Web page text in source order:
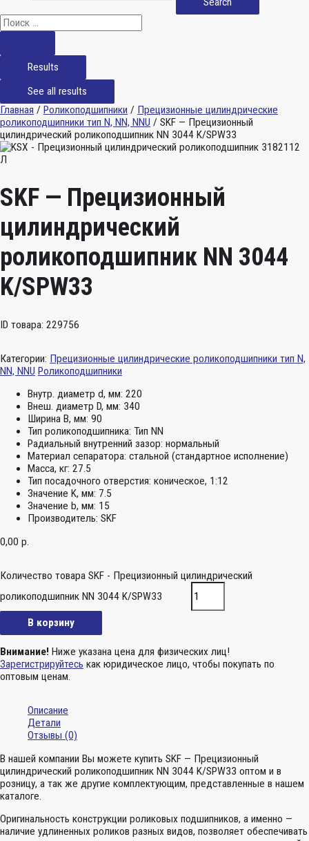
Results
See all results
Главная / Роликоподшипники / Прецизионные цилиндрические
роликоподшипники тип N, NN, NNU / SKF — Прецизионный
цилиндрический роликоподшипник NN 3044 K/SPW33
SKF — Прецизионный
цилиндрический
роликоподшипник NN 3044
K/SPW33
ID товара: 229756
Категории: Прецизионные цилиндрические роликоподшипники тип N,
NN, NNU Роликоподшипники
Внутр. диаметр d, мм: 220
Внеш. диаметр D, мм: 340
Ширина B, мм: 90
Тип роликоподшипника: Тип NN
Радиальный внутренний зазор: нормальный
Материал сепаратора: стальной (стандартное исполнение)
Масса, кг: 27.5
Тип посадочного отверстия: коническое, 1:12
Значение K, мм: 7.5
Значение b, мм: 15
Производитель: SKF
0,00 р.
Количество товара SKF - Прецизионный цилиндрический
роликоподшипник NN 3044 K/SPW33
В корзину
Внимание! Ниже указана цена для физических лиц!
Зарегистрируйтесь как юридическое лицо, чтобы покупать по
оптовым ценам.
Описание
Детали
Отзывы (0)
В нашей компании Вы можете купить SKF — Прецизионный
цилиндрический роликоподшипник NN 3044 K/SPW33 оптом и в
розницу, а так же другие комплектующим, представленные в нашем
каталоге.
Оригинальность конструкции роликовых подшипников, а именно —
наличие удлиненных роликов разных видов, позволяет обеспечивать